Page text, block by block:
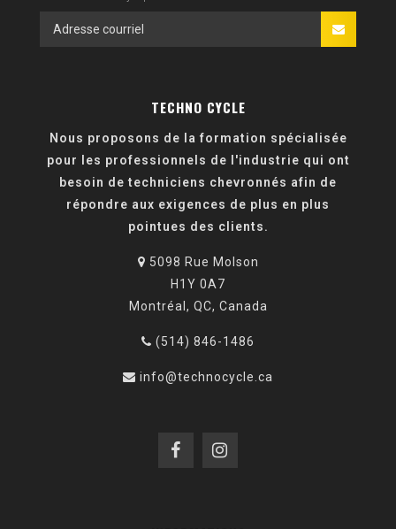
TECHNO CYCLE
Nous proposons de la formation spécialisée
pour les professionnels de l'industrie qui ont
besoin de techniciens chevronnés afin de
répondre aux exigences de plus en plus
pointues des clients.
5098 Rue Molson
H1Y 0A7
Montréal, QC, Canada
(514) 846-1486
info@technocycle.ca